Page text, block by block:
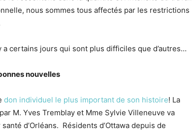
nous sommes tous affectés par les restrictions
certains jours qui sont plus difficiles que d’autres…
nouvelles
don individuel le plus important de son histoire! La
M. Yves Tremblay et Mme Sylvie Villeneuve va
d’Orléans. Résidents d’Ottawa depuis de